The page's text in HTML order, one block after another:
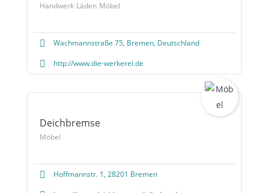
Handwerk Läden Möbel
Wachmannstraße 75, Bremen, Deutschland
http://www.die-werkerei.de
Deichbremse
Möbel
Hoffmannstr. 1, 28201 Bremen